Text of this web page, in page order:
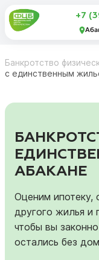
+7
Банкротство
с единственным
АБАКАНЕ
Оценим ипотеку,
другого жилья и
чтобы вы
остались без